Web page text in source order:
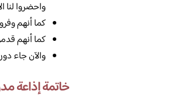
واحضروا لنا
كما أنهم
كما أنهم
والآن جاء
خاتمة إذاعة